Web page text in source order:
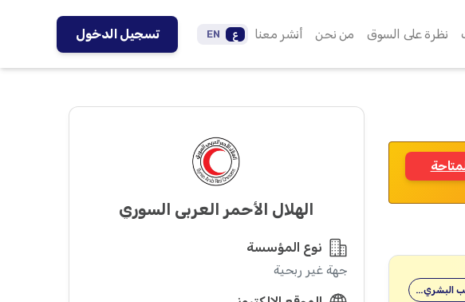
نظرة على السوق من نحن أنشر معنا ع EN تسجيل الدخول
البشري…
الهلال الأحمر العربي السوري
نوع المؤسسة
جهة غير ربحية